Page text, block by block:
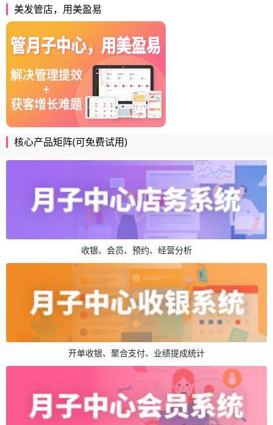
美发管店，用美盈易
核心产品矩阵(可免费试用)
收银、会员、预约、经营分析
开单收银、聚合支付、业绩提成统计